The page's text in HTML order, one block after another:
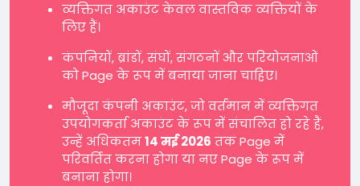
व्यक्तिगत अकाउंट केवल वास्तविक व्यक्तियों के
लिए हैं।
कंपनियों, ब्रांडों, संघों, संगठनों और परियोजनाओं
को Page के रूप में बनाया जाना चाहिए।
मौजूदा कंपनी अकाउंट, जो वर्तमान में व्यक्तिगत
उपयोगकर्ता अकाउंट के रूप में संचालित हो रहे हैं,
उन्हें अधिकतम14 मई 2026 तक Page में
परिवर्तित करना होगा या नए Page के रूप में
बनाना होगा।